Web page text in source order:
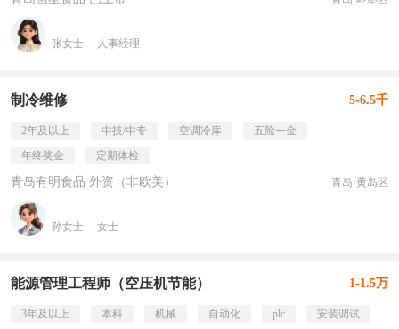
张女士 人事经理
制冷维修 5-6.5千
2年及以上 中技/中专 空调冷库
五险一金
年终奖金
定期体检
青岛有明食品 外资（非欧美） 青岛·黄岛区
孙女士 女士
能源管理工程师（空压机节能） 1-1.5万
3年及以上 本科 机械 自动化 plc 安装调试